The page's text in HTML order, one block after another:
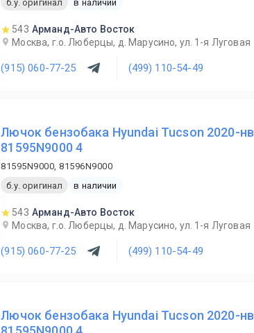
б.у. оригинал
в наличии
543 Арманд-Авто Восток
Москва, г.о. Люберцы, д. Марусино, ул. 1-я Луговая
(915) 060-77-25 (499) 110-54-49
Лючок бензобака Hyundai Tucson 2020-нв
81595N9000 4
81595N9000, 81596N9000
б.у. оригинал
в наличии
543 Арманд-Авто Восток
Москва, г.о. Люберцы, д. Марусино, ул. 1-я Луговая
(915) 060-77-25 (499) 110-54-49
Лючок бензобака Hyundai Tucson 2020-нв